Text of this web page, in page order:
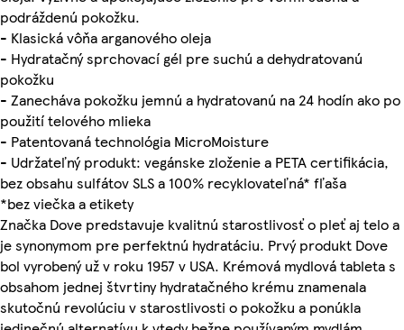
podráždenú pokožku.
- Klasická vôňa arganového oleja
- Hydratačný sprchovací gél pre suchú a dehydratovanú
pokožku
- Zanecháva pokožku jemnú a hydratovanú na 24 hodín ako po
použití telového mlieka
- Patentovaná technológia MicroMoisture
- Udržateľný produkt: vegánske zloženie a PETA certifikácia,
bez obsahu sulfátov SLS a 100% recyklovateľná* fľaša
*bez viečka a etikety
Značka Dove predstavuje kvalitnú starostlivosť o pleť aj telo a
je synonymom pre perfektnú hydratáciu. Prvý produkt Dove
bol vyrobený už v roku 1957 v USA. Krémová mydlová tableta s
obsahom jednej štvrtiny hydratačného krému znamenala
skutočnú revolúciu v starostlivosti o pokožku a ponúkla